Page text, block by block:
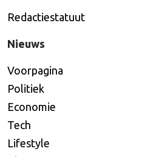
Redactiestatuut
Nieuws
Voorpagina
Politiek
Economie
Tech
Lifestyle